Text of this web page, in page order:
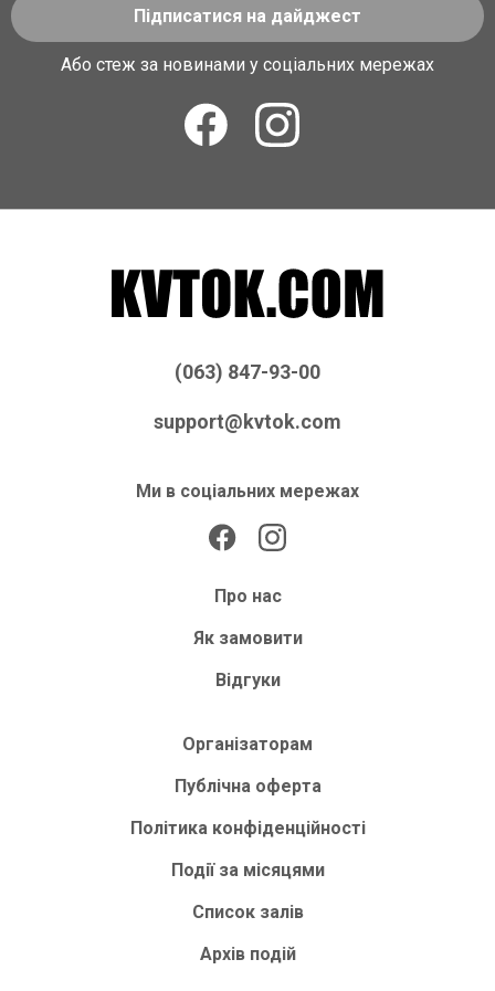
Підписатися на дайджест
Або стеж за новинами у соціальних мережах
(063) 847-93-00
support@kvtok.com
Ми в соціальних мережах
Про нас
Як замовити
Відгуки
Організаторам
Публічна оферта
Політика конфіденційності
Події за місяцями
Список залів
Архів подій